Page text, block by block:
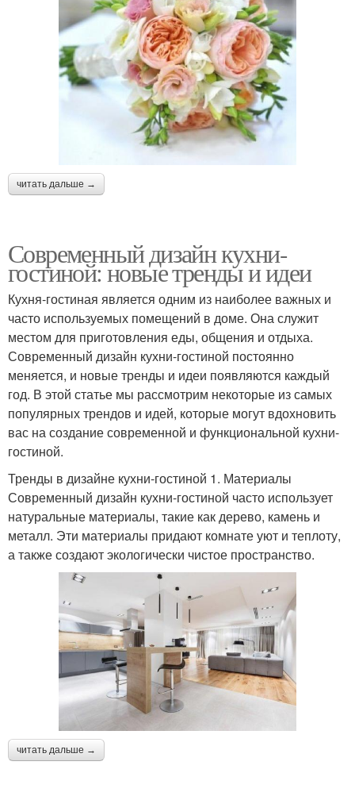
читать дальше →
Современный дизайн кухни-
гостиной: новые тренды и идеи
Кухня-гостиная является одним из наиболее важных и
часто используемых помещений в доме. Она служит
местом для приготовления еды, общения и отдыха.
Современный дизайн кухни-гостиной постоянно
меняется, и новые тренды и идеи появляются каждый
год. В этой статье мы рассмотрим некоторые из самых
популярных трендов и идей, которые могут вдохновить
вас на создание современной и функциональной кухни-
гостиной.
Тренды в дизайне кухни-гостиной 1. Материалы
Современный дизайн кухни-гостиной часто использует
натуральные материалы, такие как дерево, камень и
металл. Эти материалы придают комнате уют и теплоту,
а также создают экологически чистое пространство.
читать дальше →